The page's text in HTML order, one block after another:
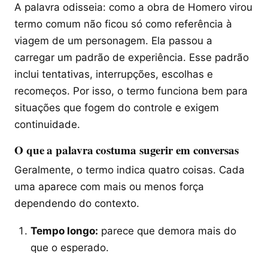
A palavra odisseia: como a obra de Homero virou
termo comum não ficou só como referência à
viagem de um personagem. Ela passou a
carregar um padrão de experiência. Esse padrão
inclui tentativas, interrupções, escolhas e
recomeços. Por isso, o termo funciona bem para
situações que fogem do controle e exigem
continuidade.
O que a palavra costuma sugerir em conversas
Geralmente, o termo indica quatro coisas. Cada
uma aparece com mais ou menos força
dependendo do contexto.
Tempo longo: parece que demora mais do
que o esperado.